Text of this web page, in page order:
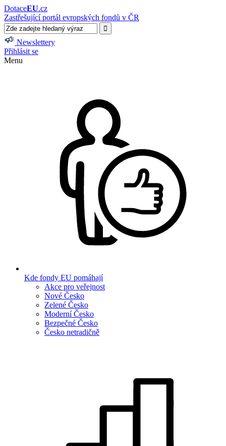
DotaceEU.cz
Zastřešující portál evropských fondů v ČR
Newslettery
Přihlásit se
Menu
Kde fondy EU pomáhají
Akce pro veřejnost
Nové Česko
Zelené Česko
Moderní Česko
Bezpečné Česko
Česko netradičně